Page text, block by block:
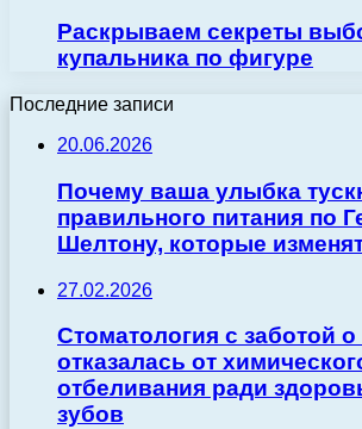
Раскрываем секреты
купальника по фигуре
Последние записи
20.06.2026
Почему ваша улыбка
правильного питания по
Шелтону, которые
27.02.2026
Стоматология с заботой о
отказалась от
отбеливания ради
зубов